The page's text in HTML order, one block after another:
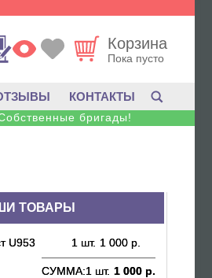
Корзина
Пока пусто
КОНТАКТЫ
бригады!
ТОВАРЫ
U953 1 шт. 1 000 р.
СУММА:1 шт. 1 000 р.